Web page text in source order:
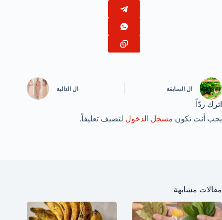
ال السابقة ال التالية
اترك ردّاً
يجب أنت تكون مسجل الدخول لتضيف تعليقاً.
مقالات مشابهة